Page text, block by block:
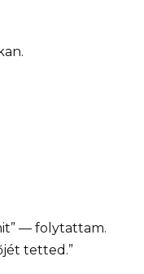
— folytattam.
tetted.”